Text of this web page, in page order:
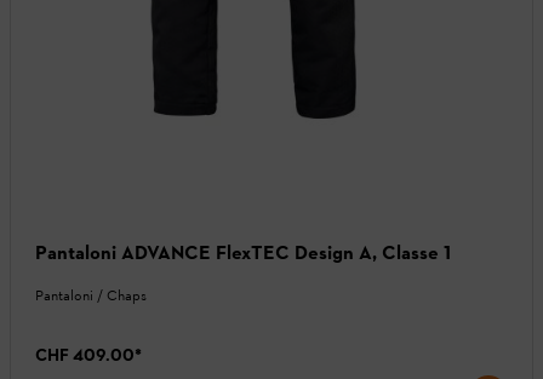
Pantaloni ADVANCE FlexTEC Design A, Classe 1
Pantaloni / Chaps
CHF 409.00*